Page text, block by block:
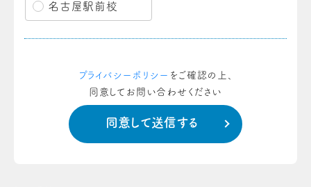
名古屋駅前校
プライバシーポリシー をご確認の上、
同意してお問い合わせください